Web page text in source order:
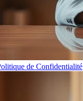
de Confidentialité